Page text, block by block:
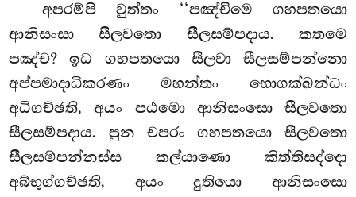
අපරම්පි වුත්තං ‘‘පඤ්චිමෙ ගහපතයො
ආනිසංසා සීලවතො සීලසම්පදාය. කතමෙ
පඤ්ච? ඉධ ගහපතයො සීලවා සීලසම්පන්නො
අප්පමාදාධිකරණං මහන්තං භොගක්ඛන්ධං
අධිගච්ඡති, අයං පඨමො ආනිසංසො සීලවතො
සීලසම්පදාය. පුන චපරං ගහපතයො සීලවතො
සීලසම්පන්නස්ස කල්යාණො කිත්තිසද්දො
අබ්භුග්ගච්ඡති, අයං දුතියො ආනිසංසො